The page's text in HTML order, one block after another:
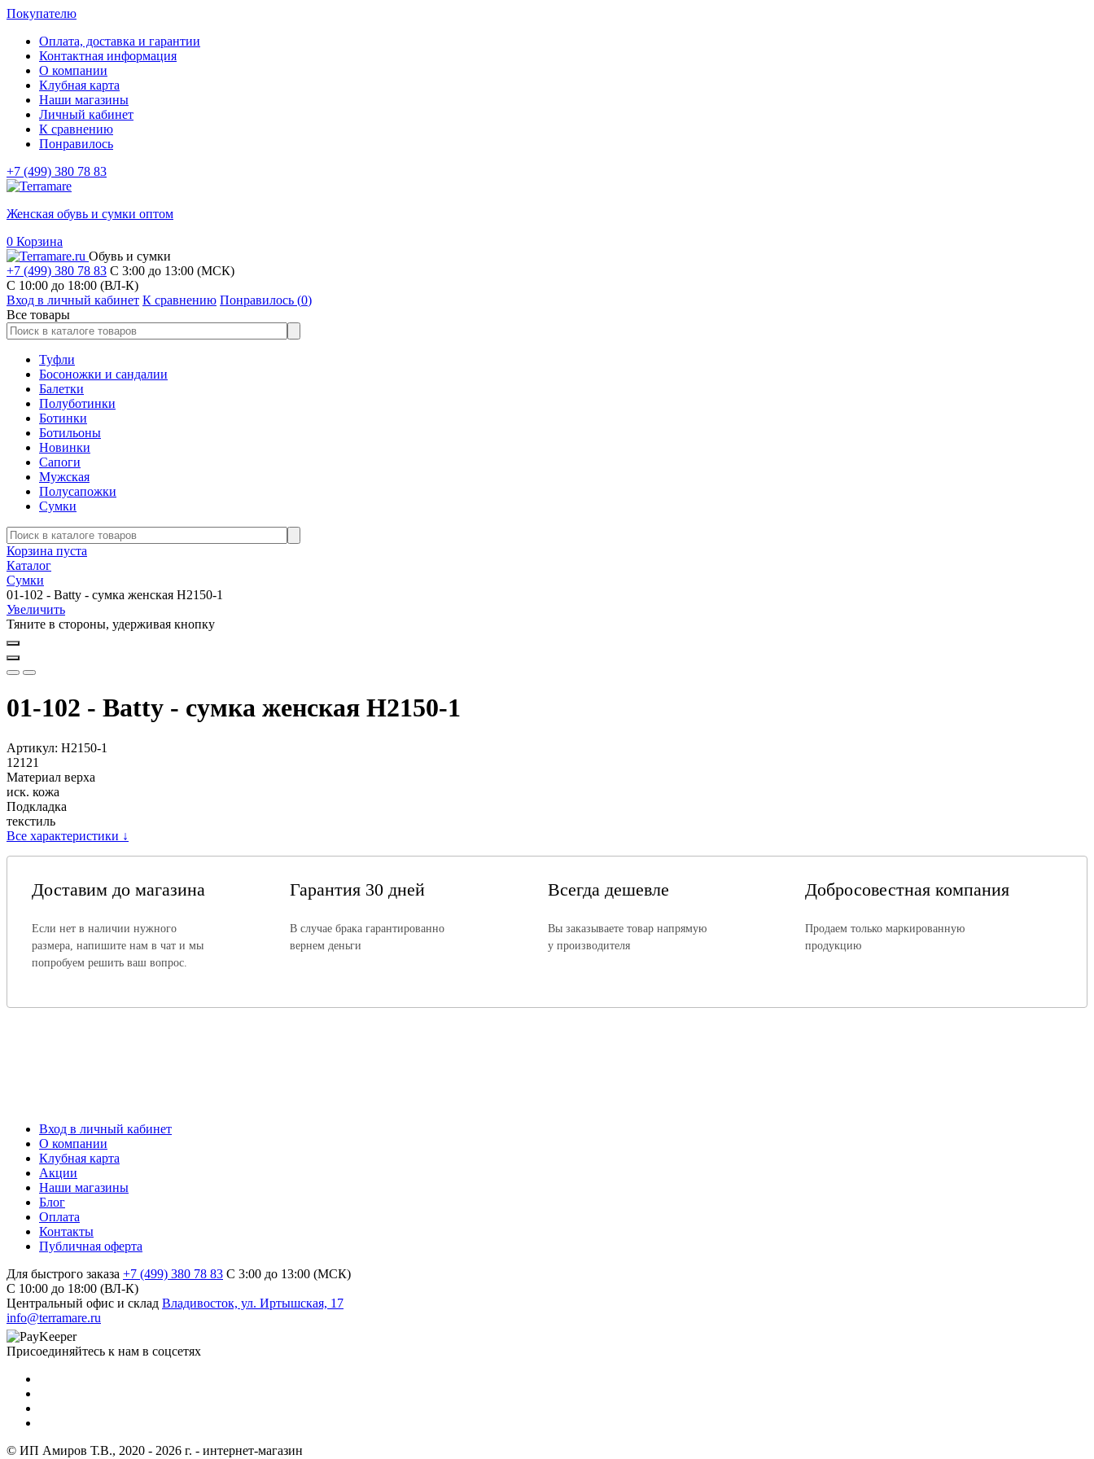
Покупателю
Оплата, доставка и гарантии
Контактная информация
О компании
Клубная карта
Наши магазины
Личный кабинет
К сравнению
Понравилось
+7 (499) 380 78 83
Женская обувь и сумки оптом
0 Корзина
Обувь и сумки
+7 (499) 380 78 83 С 3:00 до 13:00 (МСК)
C 10:00 до 18:00 (ВЛ-К)
Вход в личный кабинет К сравнению Понравилось (0)
Все товары
Туфли
Босоножки и сандалии
Балетки
Полуботинки
Ботинки
Ботильоны
Новинки
Сапоги
Мужская
Полусапожки
Сумки
Корзина пуста
Каталог
Сумки
01-102 - Batty - сумка женская H2150-1
Увеличить
Тяните в стороны, удерживая кнопку
01-102 - Batty - сумка женская H2150-1
Артикул: H2150-1
12121
Материал верха
иск. кожа
Подкладка
текстиль
Все характеристики ↓
Доставим до магазина
Если нет в наличии нужного
размера, напишите нам в чат и мы
попробуем решить ваш вопрос.
Гарантия 30 дней
В случае брака гарантированно
вернем деньги
Всегда дешевле
Вы заказываете товар напрямую
у производителя
Добросовестная компания
Продаем только маркированную
продукцию
Вход в личный кабинет
О компании
Клубная карта
Акции
Наши магазины
Блог
Оплата
Контакты
Публичная оферта
Для быстрого заказа +7 (499) 380 78 83 С 3:00 до 13:00 (МСК)
C 10:00 до 18:00 (ВЛ-К)
Центральный офис и склад Владивосток, ул. Иртышская, 17
info@terramare.ru
Присоединяйтесь к нам в соцсетях
© ИП Амиров Т.В., 2020 - 2026 г. - интернет-магазин